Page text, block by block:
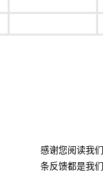
感谢您阅读我
条反馈都是我